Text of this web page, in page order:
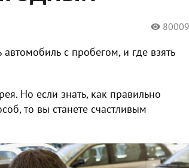
80009
с пробегом, и где взять
Но если знать, как правильно
то вы станете счастливым